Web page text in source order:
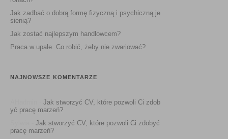
Jak zadbać o dobrą formę fizyczną i psychiczną je
sienią?
Jak zostać najlepszym handlowcem?
Praca w upale. Co robić, żeby nie zwariować?
NAJNOWSZE KOMENTARZE
Jak stworzyć CV, które pozwoli Ci zdob
yć pracę marzeń?
Jak stworzyć CV, które pozwoli Ci zdobyć
pracę marzeń?